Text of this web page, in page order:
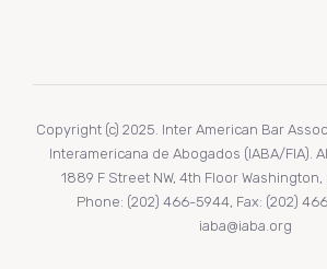
Copyright (c) 2025. Inter American Bar
Interamericana de Abogados (IABA/FIA).
1889 F Street NW, 4th Floor Washington,
Phone: (202) 466-5944, Fax: (202)
iaba@iaba.org